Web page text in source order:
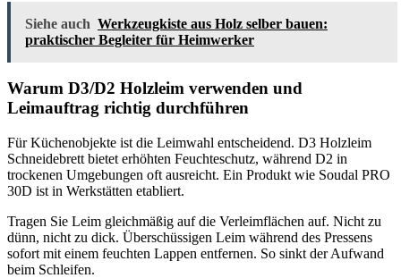
Siehe auch Werkzeugkiste aus Holz selber bauen:
praktischer Begleiter für Heimwerker
Warum D3/D2 Holzleim verwenden und
Leimauftrag richtig durchführen
Für Küchenobjekte ist die Leimwahl entscheidend. D3 Holzleim
Schneidebrett bietet erhöhten Feuchteschutz, während D2 in
trockenen Umgebungen oft ausreicht. Ein Produkt wie Soudal PRO
30D ist in Werkstätten etabliert.
Tragen Sie Leim gleichmäßig auf die Verleimflächen auf. Nicht zu
dünn, nicht zu dick. Überschüssigen Leim während des Pressens
sofort mit einem feuchten Lappen entfernen. So sinkt der Aufwand
beim Schleifen.